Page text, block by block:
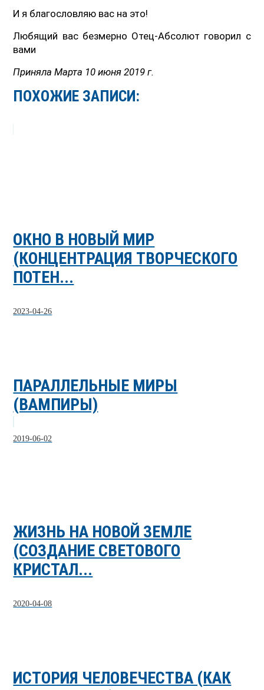
И я благословляю вас на это!
Любящий вас безмерно Отец-Абсолют говорил с
вами
Приняла Марта 10 июня 2019 г.
ПОХОЖИЕ ЗАПИСИ:
ОКНО В НОВЫЙ МИР
(КОНЦЕНТРАЦИЯ ТВОРЧЕСКОГО
ПОТЕН...
2023-04-26
ПАРАЛЛЕЛЬНЫЕ МИРЫ
(ВАМПИРЫ)
2019-06-02
ЖИЗНЬ НА НОВОЙ ЗЕМЛЕ
(СОЗДАНИЕ СВЕТОВОГО
КРИСТАЛ...
2020-04-08
ИСТОРИЯ ЧЕЛОВЕЧЕСТВА (КАК